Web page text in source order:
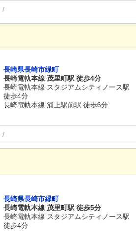
長崎県長崎市緑町
長崎電軌本線 茂里町駅 徒歩4分
長崎電軌本線 スタジアムシティノース駅
徒歩4分
長崎電軌本線 浦上駅前駅 徒歩6分
長崎県長崎市緑町
長崎電軌本線 茂里町駅 徒歩5分
長崎電軌本線 スタジアムシティノース駅
徒歩4分